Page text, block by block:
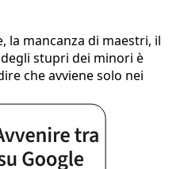
la mancanza di maestri, il
stupri dei minori è
che avviene solo nei